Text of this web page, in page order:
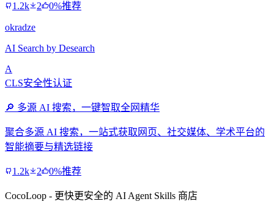
1.2k 2 0%推荐
okradze
AI Search by Desearch
A
CLS安全性认证
🔎 多源 AI 搜索，一键智取全网精华
聚合多源 AI 搜索，一站式获取网页、社交媒体、学术平台的
智能摘要与精选链接
1.2k 2 0%推荐
CocoLoop - 更快更安全的 AI Agent Skills 商店